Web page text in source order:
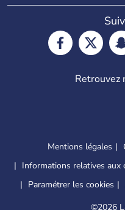
Retrouvez
Mentions légales
Informations relatives aux
Paramétrer les cookies
©2026